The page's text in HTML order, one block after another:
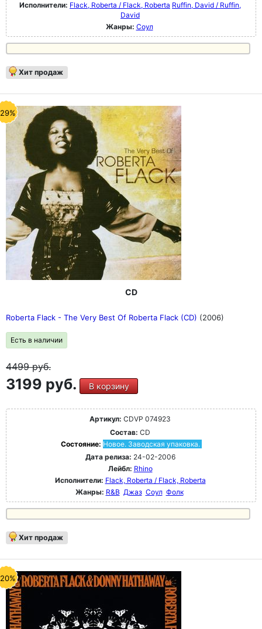
Исполнители: Flack, Roberta / Flack, Roberta Ruffin, David / Ruffin,
David
Жанры: Соул
Хит продаж
CD
Roberta Flack - The Very Best Of Roberta Flack (CD) (2006)
Есть в наличии
4499руб.
3199 руб. В корзину
Артикул: CDVP 074923
Состав: CD
Состояние: Новое. Заводская упаковка.
Дата релиза: 24-02-2006
Лейбл: Rhino
Исполнители: Flack, Roberta / Flack, Roberta
Жанры: R&B Джаз Соул Фолк
Хит продаж